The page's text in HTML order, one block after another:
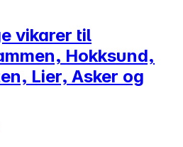
vikarer til
Hokksund,
Lier, Asker og